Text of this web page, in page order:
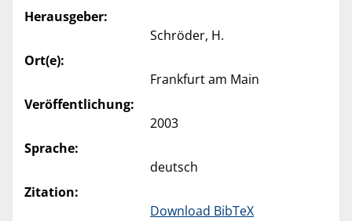
Herausgeber:
Schröder, H.
Ort(e):
Frankfurt am Main
Veröffentlichung:
2003
Sprache:
deutsch
Zitation:
Download BibTeX